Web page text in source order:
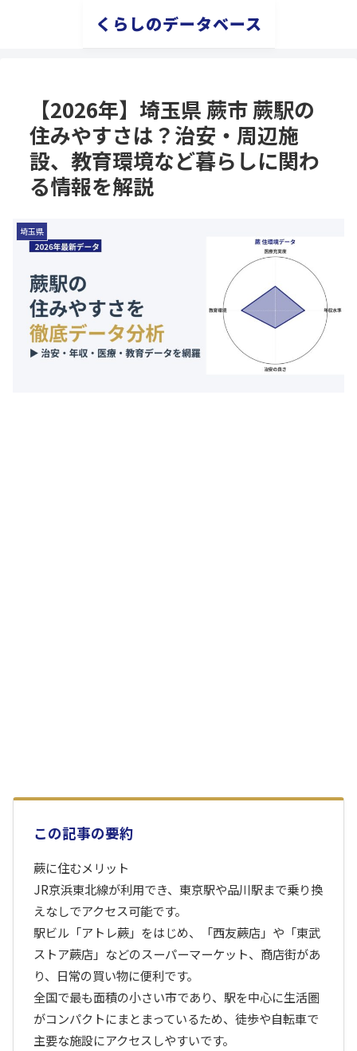
くらしのデータベース
【2026年】埼玉県 蕨市 蕨駅の
住みやすさは？治安・周辺施
設、教育環境など暮らしに関わ
る情報を解説
埼玉県
この記事の要約
蕨に住むメリット
JR京浜東北線が利用でき、東京駅や品川駅まで乗り換
えなしでアクセス可能です。
駅ビル「アトレ蕨」をはじめ、「西友蕨店」や「東武
ストア蕨店」などのスーパーマーケット、商店街があ
り、日常の買い物に便利です。
全国で最も面積の小さい市であり、駅を中心に生活圏
がコンパクトにまとまっているため、徒歩や自転車で
主要な施設にアクセスしやすいです。